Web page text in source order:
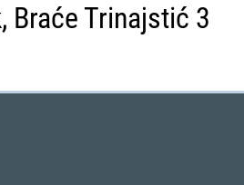
Braće Trinajstić 3